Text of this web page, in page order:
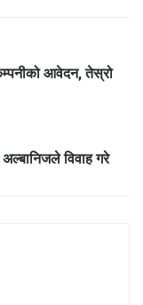
आवेदन, तेस्रो
विवाह गरे